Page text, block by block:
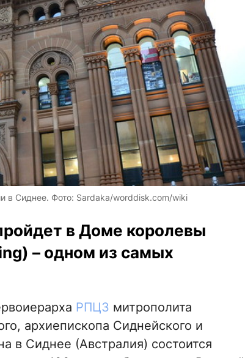
в Сиднее. Фото: Sardaka/worddisk.com/wiki
в Доме королевы
– одном из самых
РПЦЗ митрополита
архиепископа Сиднейского и
в Сиднее (Австралия) состоится